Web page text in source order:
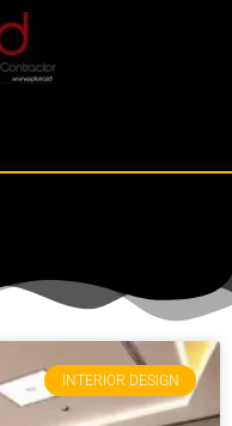
INTERIOR DESIGN